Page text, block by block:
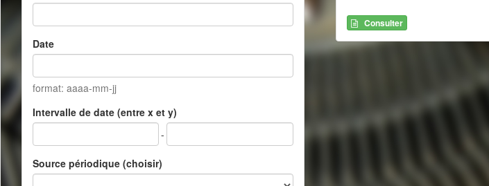
Date
format: aaaa-mm-jj
Intervalle de date (entre x et y)
-
Source périodique (choisir)
Consulter